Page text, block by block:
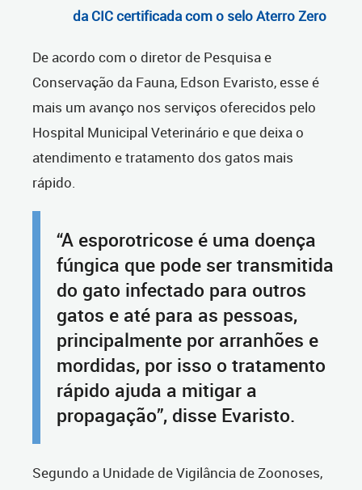
da CIC certificada com o selo Aterro Zero
De acordo com o diretor de Pesquisa e
Conservação da Fauna, Edson Evaristo, esse é
mais um avanço nos serviços oferecidos pelo
Hospital Municipal Veterinário e que deixa o
atendimento e tratamento dos gatos mais
rápido.
“A esporotricose é uma doença
fúngica que pode ser transmitida
do gato infectado para outros
gatos e até para as pessoas,
principalmente por arranhões e
mordidas, por isso o tratamento
rápido ajuda a mitigar a
propagação”, disse Evaristo.
Segundo a Unidade de Vigilância de Zoonoses,